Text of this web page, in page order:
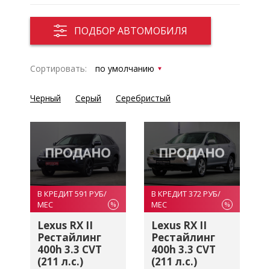
ПОДБОР АВТОМОБИЛЯ
Сортировать:
Черный Серый Серебристый
В КРЕДИТ 591 РУБ/
МЕС
%
Lexus RX II
Рестайлинг
400h 3.3 CVT
(211 л.с.)
В КРЕДИТ 372 РУБ/
МЕС
%
Lexus RX II
Рестайлинг
400h 3.3 CVT
(211 л.с.)